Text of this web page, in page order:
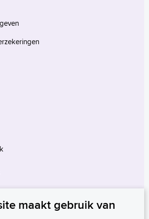
onderzoek
maakt gebruik van